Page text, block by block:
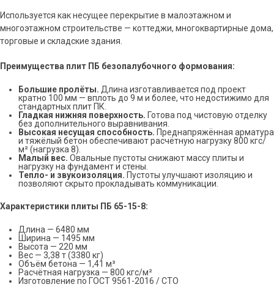
Используется как несущее перекрытие в малоэтажном и
многоэтажном строительстве — коттеджи, многоквартирные дома,
торговые и складские здания.
Преимущества плит ПБ безопалубочного формования:
Большие пролёты. Длина изготавливается под проект
кратно 100 мм — вплоть до 9 м и более, что недостижимо для
стандартных плит ПК.
Гладкая нижняя поверхность. Готова под чистовую отделку
без дополнительного выравнивания.
Высокая несущая способность. Преднапряжённая арматура
и тяжёлый бетон обеспечивают расчётную нагрузку 800 кгс/
м² (нагрузка 8).
Малый вес. Овальные пустоты снижают массу плиты и
нагрузку на фундамент и стены.
Тепло- и звукоизоляция. Пустоты улучшают изоляцию и
позволяют скрыто прокладывать коммуникации.
Характеристики плиты ПБ 65-15-8:
Длина — 6480 мм
Ширина — 1495 мм
Высота — 220 мм
Вес — 3,38 т (3380 кг)
Объём бетона — 1,41 м³
Расчётная нагрузка — 800 кгс/м²
Изготовление по ГОСТ 9561-2016 / СТО